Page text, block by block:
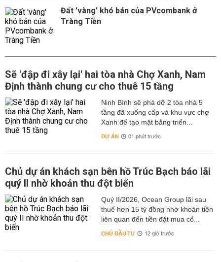
Đất 'vàng' khó bán của PVcombank ở
Tràng Tiền
Sẽ 'đập đi xây lại' hai tòa nhà Chợ Xanh, Nam
Định thành chung cư cho thuê 15 tầng
Ninh Bình sẽ phá dỡ 2 tòa nhà 5
tầng đã xuống cấp và khu vực chợ
Xanh để tạo mặt bằng triển...
DỰ ÁN 01 phút trước
Chủ dự án khách sạn bên hồ Trúc Bạch báo lãi
quý II nhờ khoản thu đột biến
Quý II/2026, Ocean Group lãi sau
thuế hơn 15 tỷ đồng nhờ khoản tiền
liên quan đến tiền đặt mua cổ...
CHỦ ĐẦU TƯ 12 giờ trước